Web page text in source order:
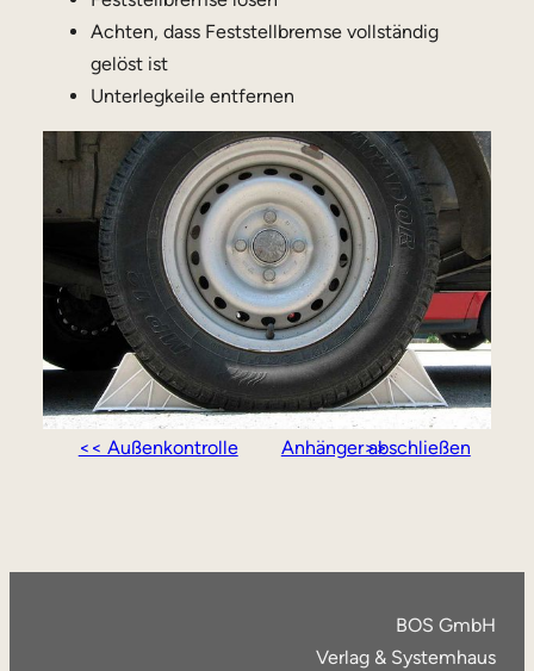
Achten, dass Feststellbremse vollständig
gelöst ist
Unterlegkeile entfernen
<< Außenkontrolle Anhänger abschließen >>
BOS GmbH
Verlag & Systemhaus